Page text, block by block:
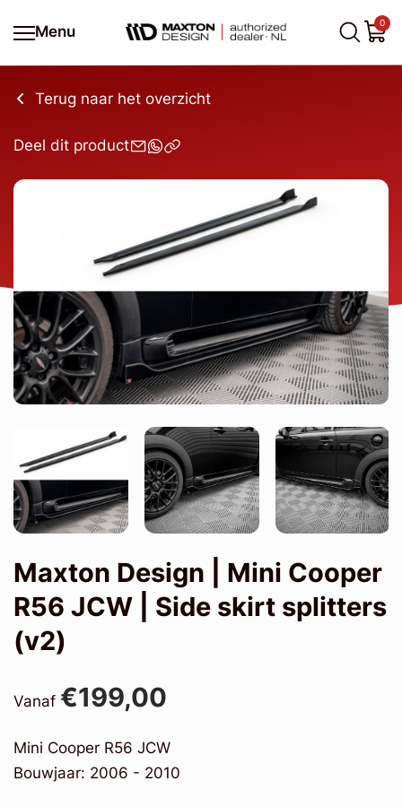
Menu
0
Terug naar het overzicht
Deel dit product
Maxton Design | Mini Cooper
R56 JCW | Side skirt splitters
(v2)
Vanaf €199,00
Mini Cooper R56 JCW
Bouwjaar: 2006 - 2010